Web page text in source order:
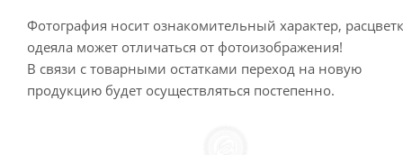
Фотография носит ознакомительный характер,
одеяла может отличаться от фотоизображения!
В связи с товарными остатками переход на новую
продукцию будет осуществляться постепенно.